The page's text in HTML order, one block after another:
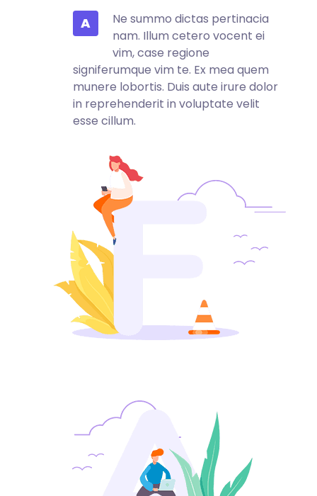
A
Ne summo dictas pertinacia
nam. Illum cetero vocent ei
vim, case regione
signiferumque vim te. Ex mea quem
munere lobortis. Duis aute irure dolor
in reprehenderit in voluptate velit
esse cillum.